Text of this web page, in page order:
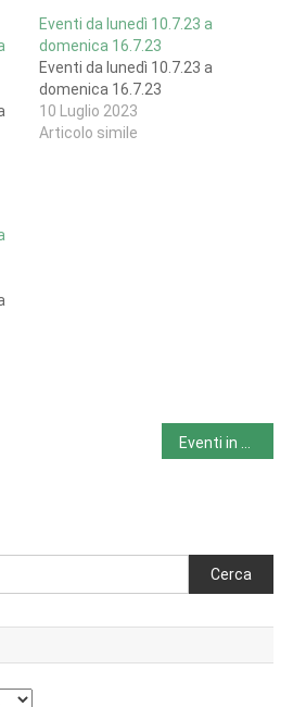
Eventi da lunedì 10.7.23 a
domenica 16.7.23
Eventi da lunedì 10.7.23 a
domenica 16.7.23
10 Luglio 2023
Articolo simile
Cerca